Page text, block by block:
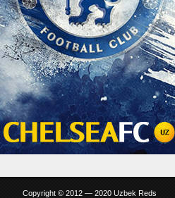
Copyright © 2012 — 2020 Uzbek Reds